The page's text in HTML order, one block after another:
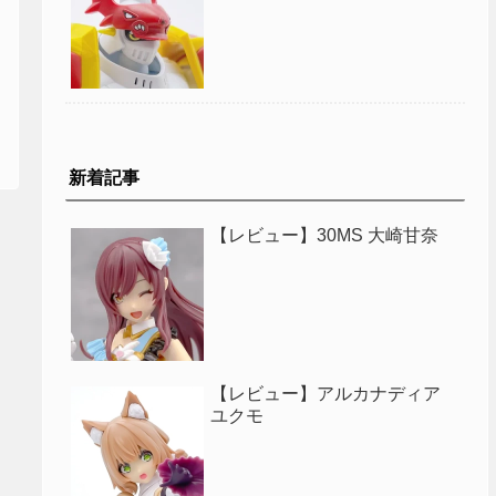
新着記事
【レビュー】30MS 大崎甘奈
【レビュー】アルカナディア
ユクモ